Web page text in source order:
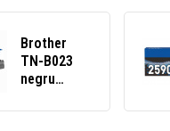
Brother
TN-B023
negru
toner